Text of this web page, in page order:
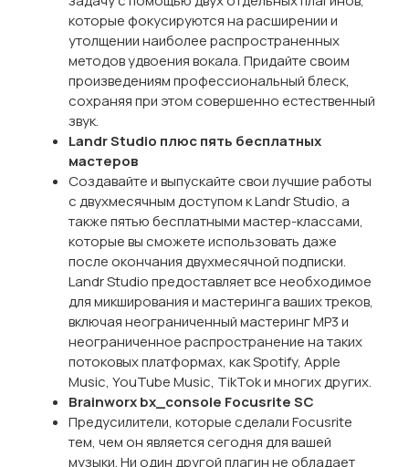
которые фокусируются на расширении и
утолщении наиболее распространенных
методов удвоения вокала. Придайте своим
произведениям профессиональный блеск,
сохраняя при этом совершенно естественный
звук.
Landr Studio плюс пять бесплатных
мастеров
Создавайте и выпускайте свои лучшие работы
с двухмесячным доступом к Landr Studio, а
также пятью бесплатными мастер-классами,
которые вы сможете использовать даже
после окончания двухмесячной подписки.
Landr Studio предоставляет все необходимое
для микширования и мастеринга ваших треков,
включая неограниченный мастеринг MP3 и
неограниченное распространение на таких
потоковых платформах, как Spotify, Apple
Music, YouTube Music, TikTok и многих других.
Brainworx bx_console Focusrite SC
Предусилители, которые сделали Focusrite
тем, чем он является сегодня для вашей
музыки. Ни один другой плагин не обладает